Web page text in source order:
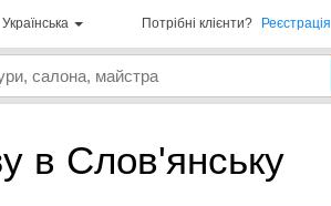
Українська Потрібні клієнти? Реєстрація
в Слов'янську